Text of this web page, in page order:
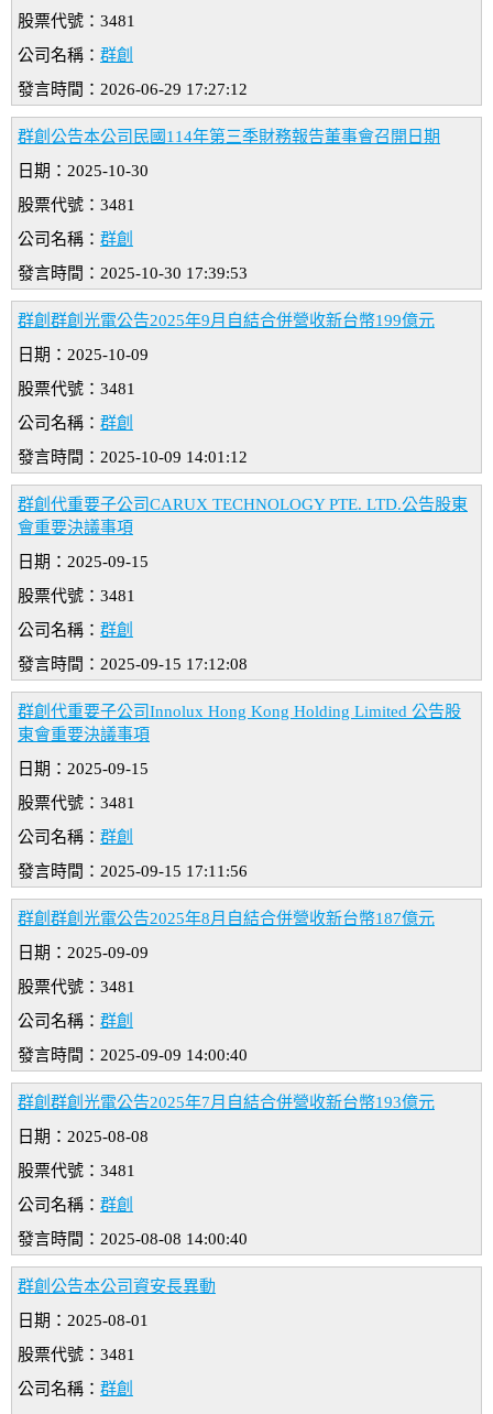
股票代號：3481
公司名稱： 群創
發言時間：2026-06-29 17:27:12
群創公告本公司民國114年第三季財務報告董事會召開日期
日期：2025-10-30
股票代號：3481
公司名稱： 群創
發言時間：2025-10-30 17:39:53
群創群創光電公告2025年9月自結合併營收新台幣199億元
日期：2025-10-09
股票代號：3481
公司名稱： 群創
發言時間：2025-10-09 14:01:12
群創代重要子公司CARUX TECHNOLOGY PTE. LTD.公告股東
會重要決議事項
日期：2025-09-15
股票代號：3481
公司名稱： 群創
發言時間：2025-09-15 17:12:08
群創代重要子公司Innolux Hong Kong Holding Limited 公告股
東會重要決議事項
日期：2025-09-15
股票代號：3481
公司名稱： 群創
發言時間：2025-09-15 17:11:56
群創群創光電公告2025年8月自結合併營收新台幣187億元
日期：2025-09-09
股票代號：3481
公司名稱： 群創
發言時間：2025-09-09 14:00:40
群創群創光電公告2025年7月自結合併營收新台幣193億元
日期：2025-08-08
股票代號：3481
公司名稱： 群創
發言時間：2025-08-08 14:00:40
群創公告本公司資安長異動
日期：2025-08-01
股票代號：3481
公司名稱： 群創